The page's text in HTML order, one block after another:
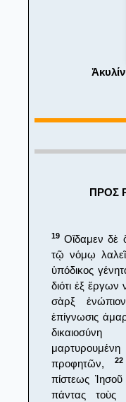
ΠΡΟΣ
19 Οἴδαμεν δὲ
τῷ νόμῳ
ὑπόδικος
διότι ἐξ ἔργων
σὰρξ
ἐπίγνωσις
προφητῶν,
22
πίστεως
πάντας τοὺς